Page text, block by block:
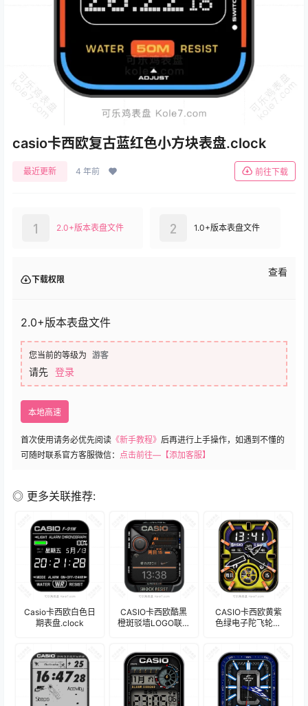
casio卡西欧复古蓝红色小方块表盘.clock
最近更新 4 年前 前往下载
2.0+版本表盘文件
1 1.0+版本表盘文件
2
下载权限
查看
2.0+版本表盘文件
您当前的等级为 游客
请先 登录
本地高速
首次使用请务必优先阅读 《新手教程》 后再进行上手操作，如遇到不懂的
可随时联系官方客服微信： 点击前往—【添加客服】
◎ 更多关联推荐:
Casio卡西欧白色日
期表盘.clock
CASIO卡西欧酷黑
橙斑驳墙LOGO联名
CASIO卡西欧黄紫
色绿电子陀飞轮表